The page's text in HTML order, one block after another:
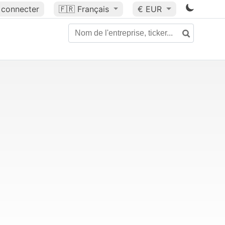
🇫🇷 Français € EUR